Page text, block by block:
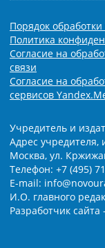
Порядок
Политика
Согласие на
связи
Согласие на
сервисов
Учредитель и
Адрес учредителя,
Москва, ул.
Телефон: +7 (495)
E-mail:
И.О. главного
Разработчик сайта